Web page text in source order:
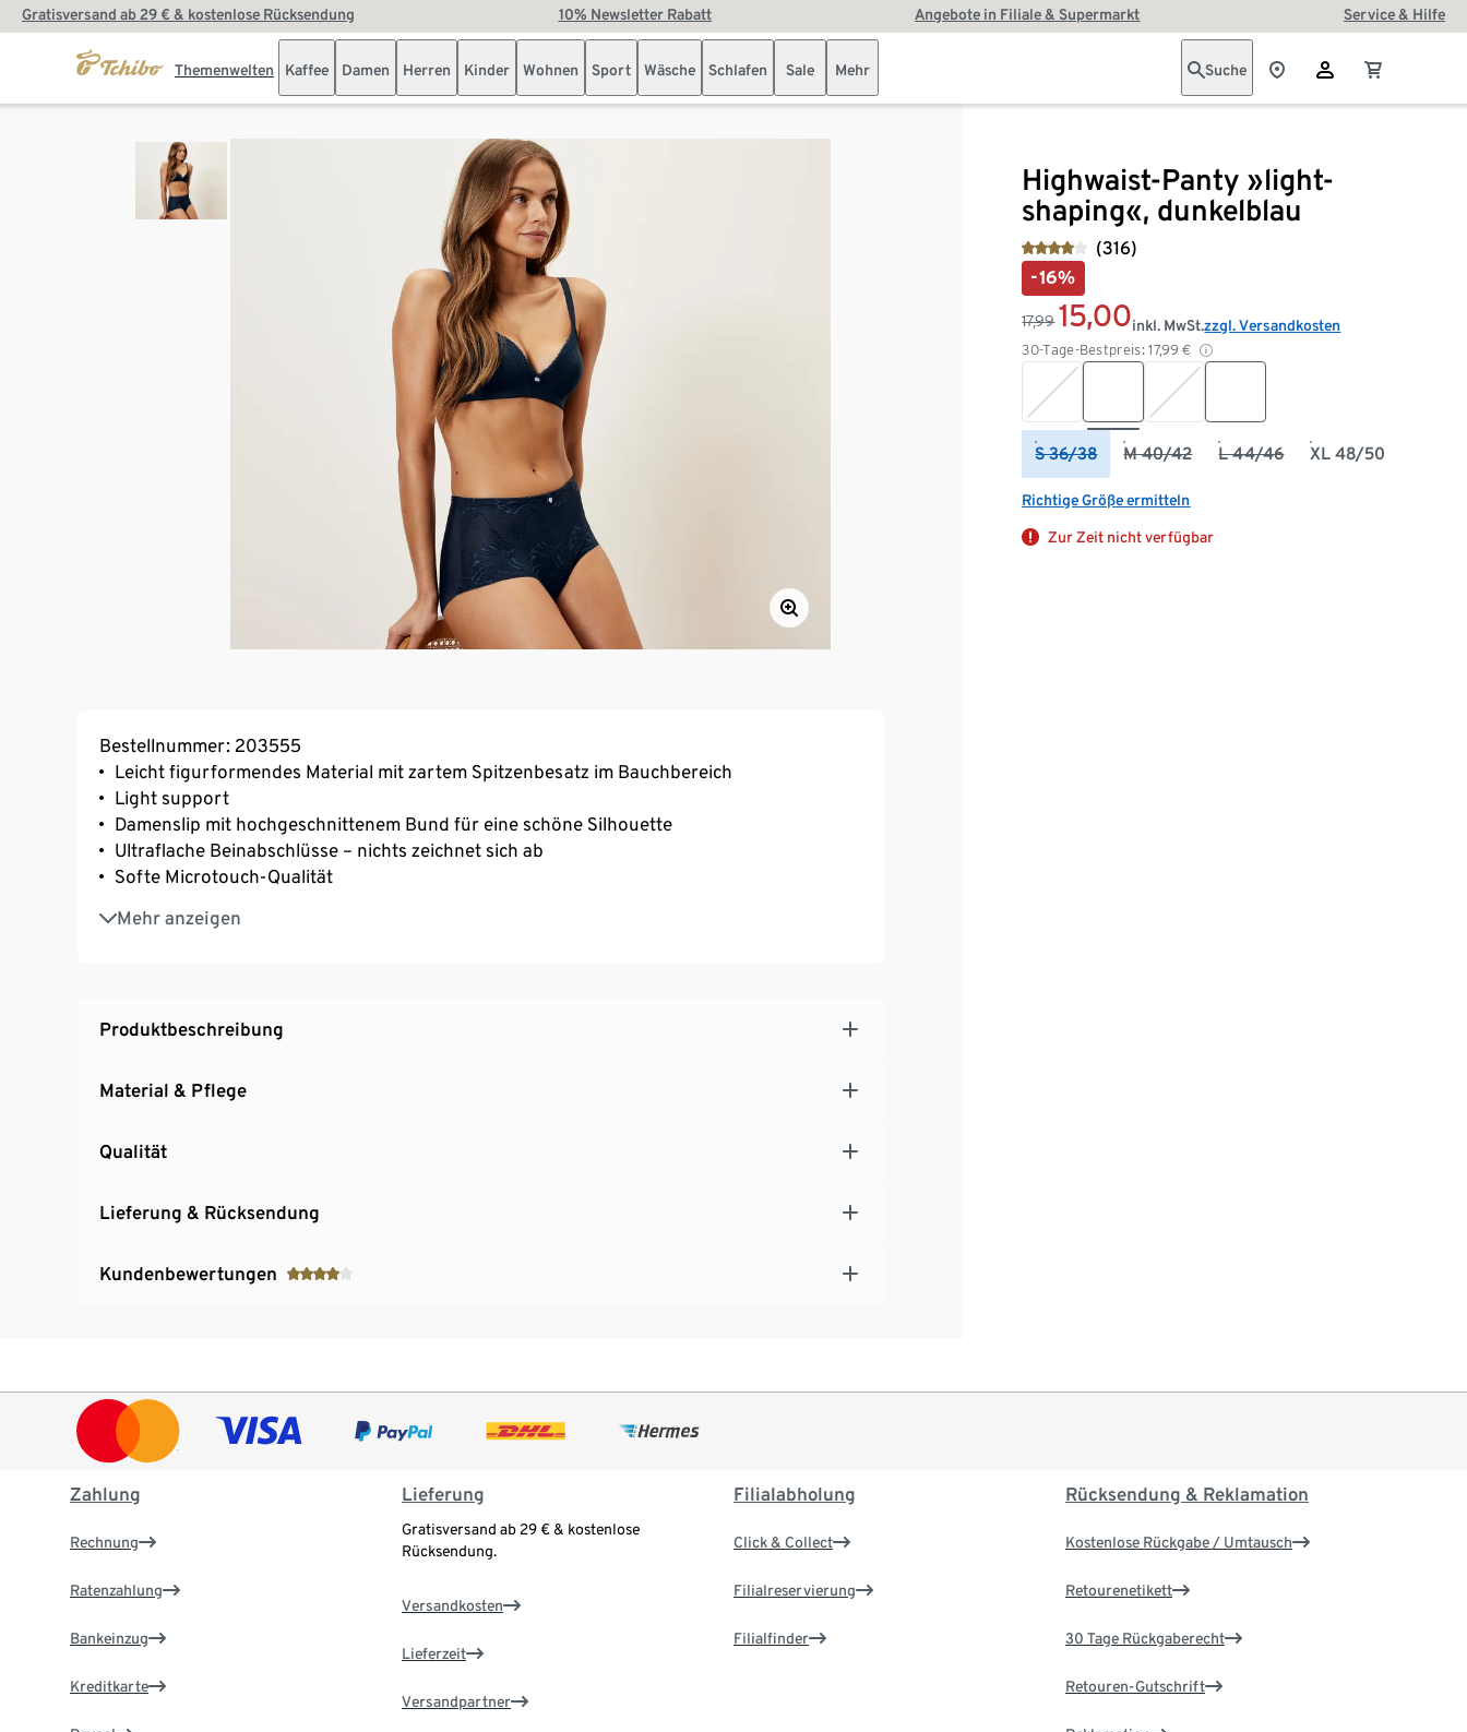
Gratisversand ab 29 € & kostenlose Rücksendung 10% Newsletter Rabatt Angebote in Filiale & Supermarkt Service & Hilfe
Themenwelten Kaffee Damen Herren Kinder Wohnen Sport Wäsche Schlafen Sale Mehr Suche
Highwaist-Panty »light-
shaping«, dunkelblau
(316)
-16%
17,99 15,00
30-Tage-Bestpreis: 17,99 €
inkl. MwSt.zzgl. Versandkosten
S 36/38 M 40/42 L 44/46 XL 48/50
Richtige Größe ermitteln
Zur Zeit nicht verfügbar
Bestellnummer: 203555
Leicht figurformendes Material mit zartem Spitzenbesatz im Bauchbereich
Light support
Damenslip mit hochgeschnittenem Bund für eine schöne Silhouette
Ultraflache Beinabschlüsse – nichts zeichnet sich ab
Softe Microtouch-Qualität
Mehr anzeigen
Mit hochwertigem Markenelasthan für Langlebigkeit und hohe Waschbeständigkeit
Baumwollzwickel
Produktbeschreibung
Material & Pflege
Qualität
Lieferung & Rücksendung
Kundenbewertungen
Zahlung
Rechnung
Ratenzahlung
Bankeinzug
Kreditkarte
Lieferung
Gratisversand ab 29 € & kostenlose
Rücksendung.
Versandkosten
Lieferzeit
Versandpartner
Filialabholung
Click & Collect
Filialreservierung
Filialfinder
Rücksendung & Reklamation
Kostenlose Rückgabe / Umtausch
Retourenetikett
30 Tage Rückgaberecht
Retouren-Gutschrift